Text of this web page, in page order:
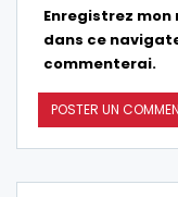
Enregistrez
dans ce
commenterai.